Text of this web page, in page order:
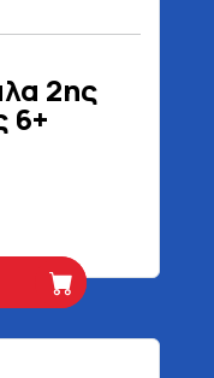
2ης
6+